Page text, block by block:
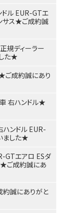
ドル EUR-GTエ
サス★ご成約誠
規ディーラー
た★
ご成約誠にあり
右ハンドル★
ハンドル EUR-
ました★
GTエアロ ESダ
★ご成約誠にあ
約誠にありがと